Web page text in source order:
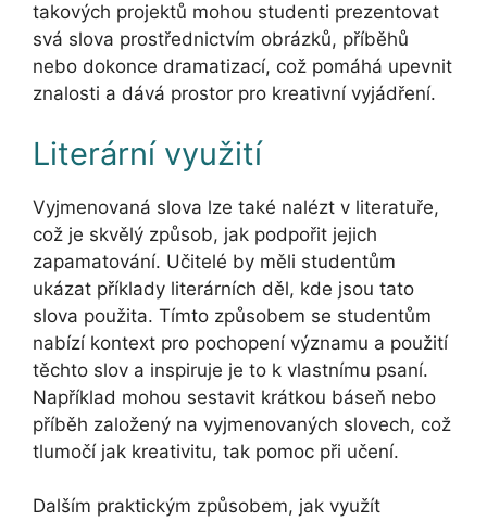
takových projektů mohou studenti prezentovat
svá slova prostřednictvím obrázků, příběhů
nebo dokonce dramatizací, což pomáhá upevnit
znalosti a dává prostor pro kreativní vyjádření.
Literární využití
Vyjmenovaná slova lze také nalézt v literatuře,
což je skvělý způsob, jak podpořit jejich
zapamatování. Učitelé by měli studentům
ukázat příklady literárních děl, kde jsou tato
slova použita. Tímto způsobem se studentům
nabízí kontext pro pochopení významu a použití
těchto slov a inspiruje je to k vlastnímu psaní.
Například mohou sestavit krátkou báseň nebo
příběh založený na vyjmenovaných slovech, což
tlumočí jak kreativitu, tak pomoc při učení.
Dalším praktickým způsobem, jak využít